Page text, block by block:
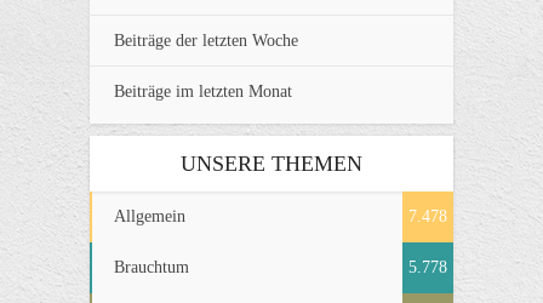
Beiträge der letzten Woche
Beiträge im letzten Monat
UNSERE THEMEN
Allgemein 7.478
Brauchtum 5.778